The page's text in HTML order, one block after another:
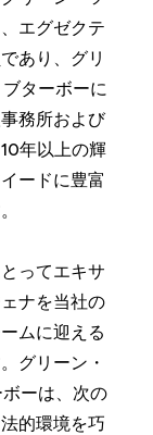
エグゼクテ
あり、グリ
ターボーに
務所および
年以上の輝
ードに豊富
ってエキサ
ナを当社の
ムに迎える
グリーン・
ーは、次の
的環境を巧